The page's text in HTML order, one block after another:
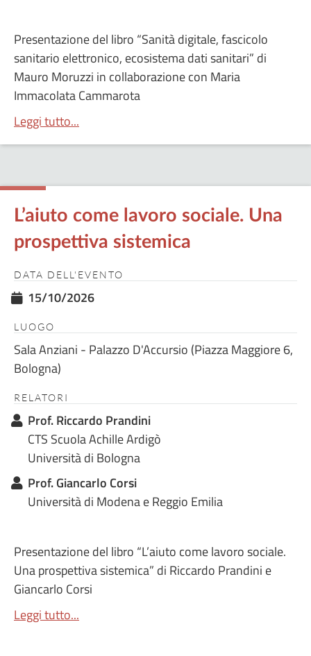
Presentazione del libro “Sanità digitale, fascicolo
sanitario elettronico, ecosistema dati sanitari” di
Mauro Moruzzi in collaborazione con Maria
Immacolata Cammarota
Leggi tutto...
L’aiuto come lavoro sociale. Una
prospettiva sistemica
DATA DELL'EVENTO
15/10/2026
LUOGO
Sala Anziani - Palazzo D'Accursio (Piazza Maggiore 6,
Bologna)
RELATORI
Prof. Riccardo Prandini
CTS Scuola Achille Ardigò
Università di Bologna
Prof. Giancarlo Corsi
Università di Modena e Reggio Emilia
Presentazione del libro “L’aiuto come lavoro sociale.
Una prospettiva sistemica” di Riccardo Prandini e
Giancarlo Corsi
Leggi tutto...